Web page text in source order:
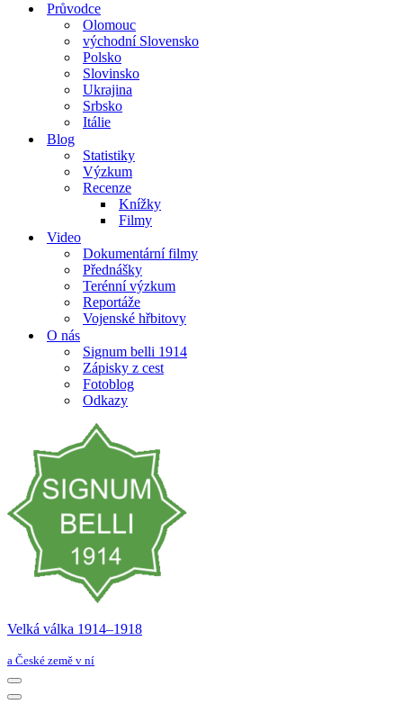
Průvodce
Olomouc
východní Slovensko
Polsko
Slovinsko
Ukrajina
Srbsko
Itálie
Blog
Statistiky
Výzkum
Recenze
Knížky
Filmy
Video
Dokumentární filmy
Přednášky
Terénní výzkum
Reportáže
Vojenské hřbitovy
O nás
Signum belli 1914
Zápisky z cest
Fotoblog
Odkazy
Velká válka 1914–⁠⁠⁠⁠⁠⁠1918
a České země v ní
Navigační
menu